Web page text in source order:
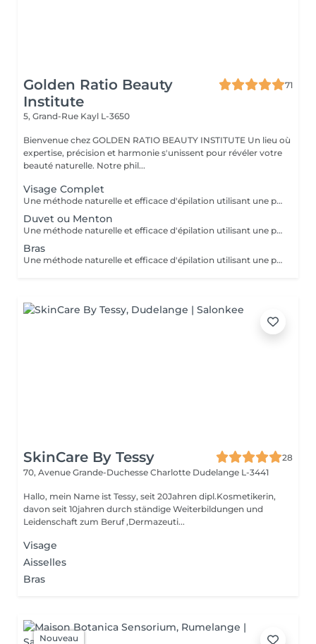
Golden Ratio Beauty
Institute
71
5, Grand-Rue Kayl L-3650
Bienvenue chez GOLDEN RATIO BEAUTY INSTITUTE Un lieu où
expertise, précision et harmonie s'unissent pour révéler votre
beauté naturelle. Notre phil...
Visage Complet
Une méthode naturelle et efficace d'épilation utilisant une pâte à base de sucre, eau et citron, idéale pour tous types de peaux, même sensibles. Bénéfices : moins douloureuse, réduit les risques d'irritation et respecte la peau. Résultat : une peau douce et nette, avec une repousse plus lente. Une épilation douce, écologique et respectueuse de votre peau.
Duvet ou Menton
Une méthode naturelle et efficace d'épilation utilisant une pâte à base de sucre, eau et citron, idéale pour tous types de peaux, même sensibles. Bénéfices : moins douloureuse, réduit les risques d'irritation et respecte la peau. Résultat : une peau douce et nette, avec une repousse plus lente. Une épilation douce, écologique et respectueuse de votre peau.
Bras
Une méthode naturelle et efficace d'épilation utilisant une pâte à base de sucre, eau et citron, idéale pour tous types de peaux, même sensibles. Bénéfices : moins douloureuse, réduit les risques d'irritation et respecte la peau. Résultat : une peau douce et nette, avec une repousse plus lente. Une épilation douce, écologique et respectueuse de votre peau.
SkinCare By Tessy
28
70, Avenue Grande-Duchesse Charlotte Dudelange L-3441
Hallo, mein Name ist Tessy, seit 20Jahren dipl.Kosmetikerin,
davon seit 10jahren durch ständige Weiterbildungen und
Leidenschaft zum Beruf ,Dermazeuti...
Visage
Aisselles
Bras
Nouveau